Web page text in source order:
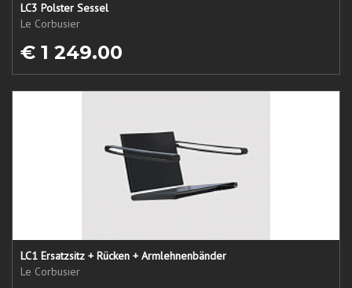
LC3 Polster Sessel
Le Corbusier
€ 1 249.00
LC1 Ersatzsitz + Rücken + Armlehnenbänder
Le Corbusier